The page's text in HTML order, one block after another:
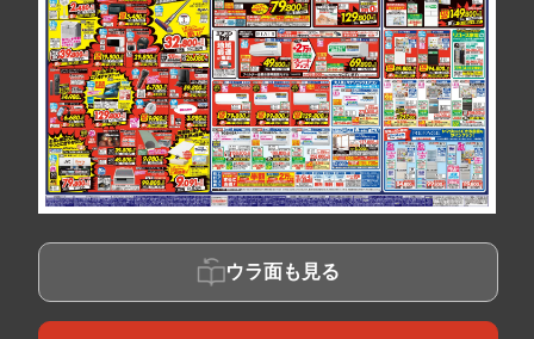
ウラ面も見る